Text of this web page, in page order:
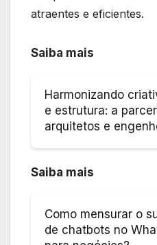
atraentes e eficientes.
Saiba mais
Harmonizando
e estrutura: a
arquitetos e
Saiba mais
Como mensurar o
de chatbots no